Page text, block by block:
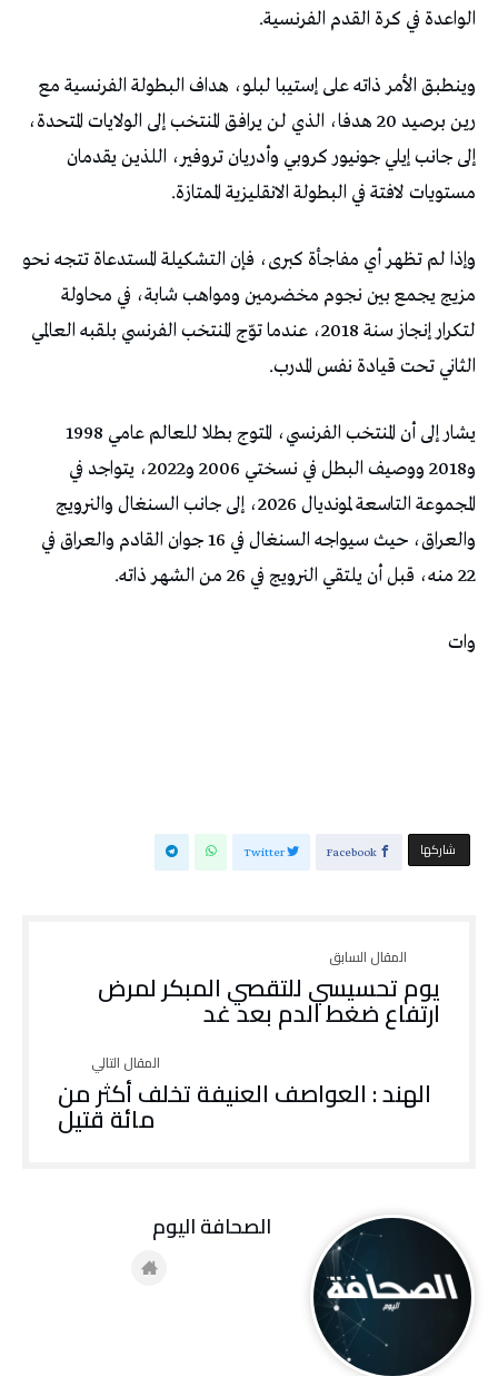
الواعدة في كرة القدم الفرنسية.
وينطبق الأمر ذاته على إستيبا لبلو، هداف البطولة الفرنسية مع
رين برصيد 20 هدفا، الذي لن يرافق المنتخب إلى الولايات المتحدة،
إلى جانب إيلي جونيور كروبي وأدريان تروفير، اللذين يقدمان
مستويات لافتة في البطولة الانقليزية الممتازة.
وإذا لم تظهر أي مفاجأة كبرى، فإن التشكيلة المستدعاة تتجه نحو
مزيج يجمع بين نجوم مخضرمين ومواهب شابة، في محاولة
لتكرار إنجاز سنة 2018، عندما توّج المنتخب الفرنسي بلقبه العالمي
الثاني تحت قيادة نفس المدرب.
يشار إلى أن المنتخب الفرنسي، المتوج بطلا للعالم عامي 1998
و2018 ووصيف البطل في نسختي 2006 و2022، يتواجد في
المجموعة التاسعة لمونديال 2026، إلى جانب السنغال والنرويج
والعراق، حيث سيواجه السنغال في 16 جوان القادم والعراق في
22 منه، قبل أن يلتقي النرويج في 26 من الشهر ذاته.
وات
‫‫ شاركها‬ Facebook
Twitter
يوم تحسيسي للتقصي المبكر لمرض
ارتفاع ضغط الدم بعد غد
الهند : العواصف العنيفة تخلف أكثر من
مائة قتيل